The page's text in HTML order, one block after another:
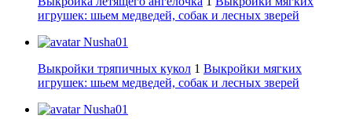
игрушек: шьем медведей, собак и лесных зверей
Nusha01
Выкройки тряпичных кукол 1 Выкройки мягких
игрушек: шьем медведей, собак и лесных зверей
Nusha01